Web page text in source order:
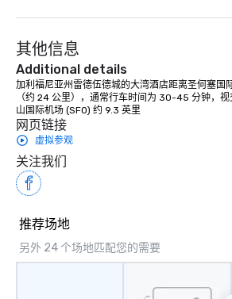
其他信息
Additional details
加利福尼亚州雷德伍德城的大湾酒店距离圣何塞国
（约 24 公里），通常行车时间为 30-45 分钟，
山国际机场 (SFO) 约 9.3 英里
网页链接
虚拟参观
关注我们
推荐场地
另外 24 个场地匹配您的需要